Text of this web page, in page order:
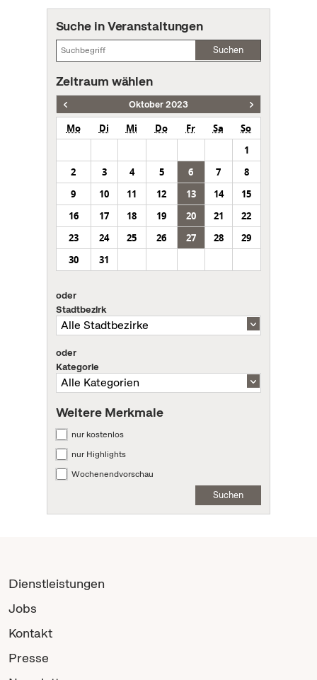
Suche in Veranstaltungen
Suchen
Zeitraum wählen
Oktober 2023
Mo Di Mi Do Fr Sa
So
1
2
3 4 5 6 7
8
9
10 11 12 13 14
15
16
17 18 19 20 21
22
23
24 25 26 27 28
29
30
31
oder
Stadtbezirk
oder
Kategorie
Weitere Merkmale
nur kostenlos
nur Highlights
Wochenendvorschau
Suchen
Dienstleistungen
Jobs
Kontakt
Presse